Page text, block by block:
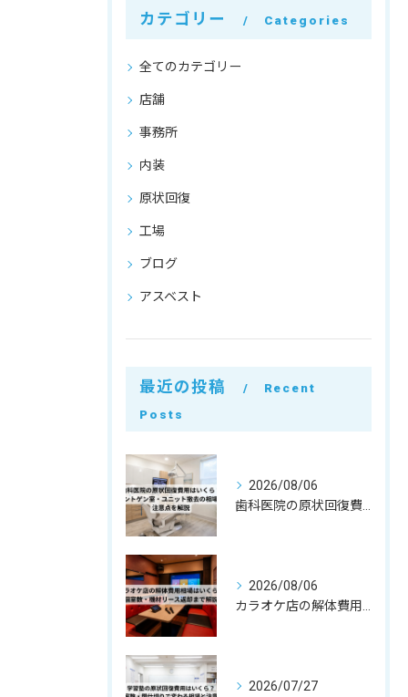
カテゴリー Categories
全てのカテゴリー
店舗
事務所
内装
原状回復
工場
ブログ
アスベスト
最近の投稿
Recent
Posts
2026/08/06
2026/08/06
2026/07/27